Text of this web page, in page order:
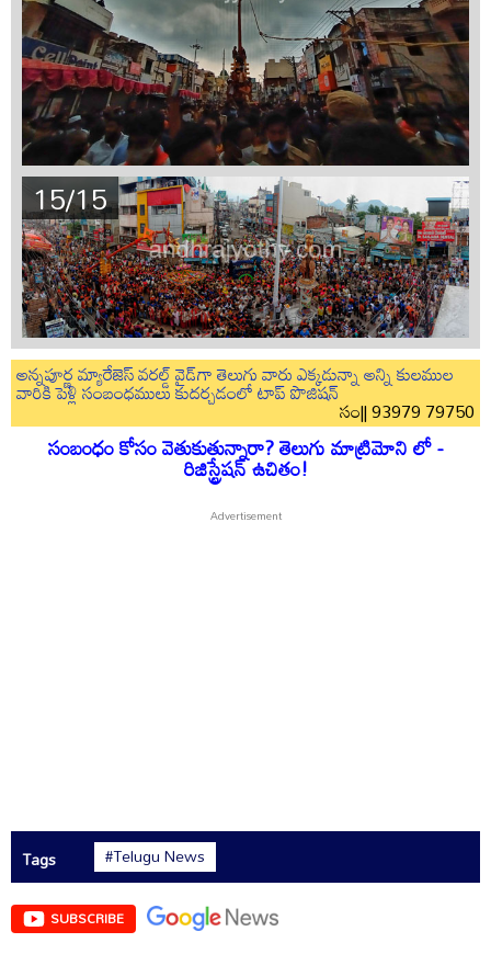
15/15
అన్నపూర్ణ మ్యారేజెస్ వరల్డ్ వైడ్‌గా తెలుగు వారు ఎక్కడున్నా అన్ని కులముల
వారికి పెళ్లి సంబంధములు కుదర్చడంలో టాప్ పొజిషన్
సం|| 93979 79750
సంబంధం కోసం వెతుకుతున్నారా? తెలుగు మాట్రిమోని లో -
రిజిస్ట్రేషన్ ఉచితం!
Tags #Telugu News
SUBSCRIBE